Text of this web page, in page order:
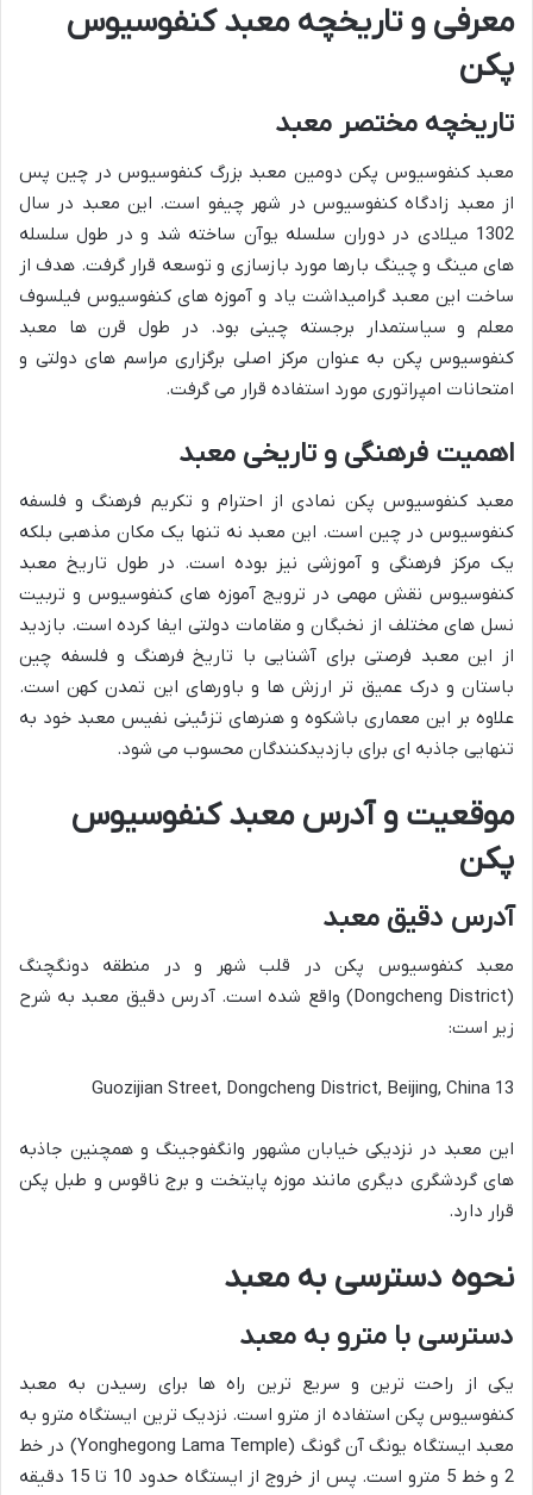
معرفی و تاریخچه معبد کنفوسیوس
پکن
تاریخچه مختصر معبد
معبد کنفوسیوس پکن دومین معبد بزرگ کنفوسیوس در چین پس
از معبد زادگاه کنفوسیوس در شهر چیفو است. این معبد در سال
1302 میلادی در دوران سلسله یوآن ساخته شد و در طول سلسله
های مینگ و چینگ بارها مورد بازسازی و توسعه قرار گرفت. هدف از
ساخت این معبد گرامیداشت یاد و آموزه های کنفوسیوس فیلسوف
معلم و سیاستمدار برجسته چینی بود. در طول قرن ها معبد
کنفوسیوس پکن به عنوان مرکز اصلی برگزاری مراسم های دولتی و
امتحانات امپراتوری مورد استفاده قرار می گرفت.
اهمیت فرهنگی و تاریخی معبد
معبد کنفوسیوس پکن نمادی از احترام و تکریم فرهنگ و فلسفه
کنفوسیوس در چین است. این معبد نه تنها یک مکان مذهبی بلکه
یک مرکز فرهنگی و آموزشی نیز بوده است. در طول تاریخ معبد
کنفوسیوس نقش مهمی در ترویج آموزه های کنفوسیوس و تربیت
نسل های مختلف از نخبگان و مقامات دولتی ایفا کرده است. بازدید
از این معبد فرصتی برای آشنایی با تاریخ فرهنگ و فلسفه چین
باستان و درک عمیق تر ارزش ها و باورهای این تمدن کهن است.
علاوه بر این معماری باشکوه و هنرهای تزئینی نفیس معبد خود به
تنهایی جاذبه ای برای بازدیدکنندگان محسوب می شود.
موقعیت و آدرس معبد کنفوسیوس
پکن
آدرس دقیق معبد
معبد کنفوسیوس پکن در قلب شهر و در منطقه دونگچنگ
(Dongcheng District) واقع شده است. آدرس دقیق معبد به شرح
زیر است:
13 Guozijian Street, Dongcheng District, Beijing, China
این معبد در نزدیکی خیابان مشهور وانگفوجینگ و همچنین جاذبه
های گردشگری دیگری مانند موزه پایتخت و برج ناقوس و طبل پکن
قرار دارد.
نحوه دسترسی به معبد
دسترسی با مترو به معبد
یکی از راحت ترین و سریع ترین راه ها برای رسیدن به معبد
کنفوسیوس پکن استفاده از مترو است. نزدیک ترین ایستگاه مترو به
معبد ایستگاه یونگ آن گونگ (Yonghegong Lama Temple) در خط
2 و خط 5 مترو است. پس از خروج از ایستگاه حدود 10 تا 15 دقیقه